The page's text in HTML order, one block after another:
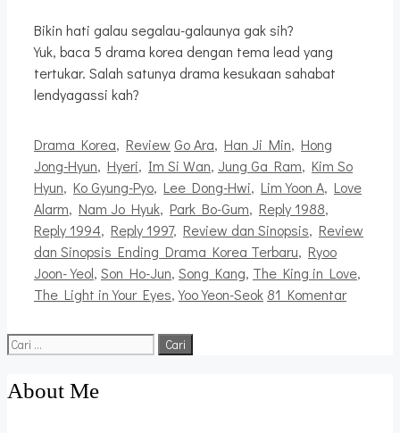
Bikin hati galau segalau-galaunya gak sih?
Yuk, baca 5 drama korea dengan tema lead yang
tertukar. Salah satunya drama kesukaan sahabat
lendyagassi kah?
Kategori
Drama Korea, Review Tag
Go Ara, Han Ji Min, Hong
Jong-Hyun, Hyeri, Im Si Wan, Jung Ga Ram, Kim So
Hyun, Ko Gyung-Pyo, Lee Dong-Hwi, Lim Yoon A, Love
Alarm, Nam Jo Hyuk, Park Bo-Gum, Reply 1988,
Reply 1994, Reply 1997, Review dan Sinopsis, Review
dan Sinopsis Ending Drama Korea Terbaru, Ryoo
Joon-Yeol, Son Ho-Jun, Song Kang, The King in Love,
The Light in Your Eyes,Yoo Yeon-Seok 81 Komentar
Cari
About Me